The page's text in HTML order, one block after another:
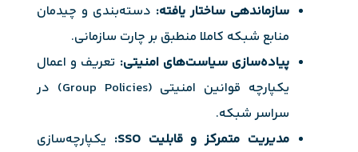
سازماندهی ساختار یافته: دسته‌بندی و چیدمان
منابع شبکه کاملا منطبق بر چارت سازمانی.
پیاده‌سازی سیاست‌های امنیتی: تعریف و اعمال
یکپارچه قوانین امنیتی (Group Policies) در
سراسر شبکه.
مدیریت متمرکز و قابلیت SSO:
یکپارچه‌سازی